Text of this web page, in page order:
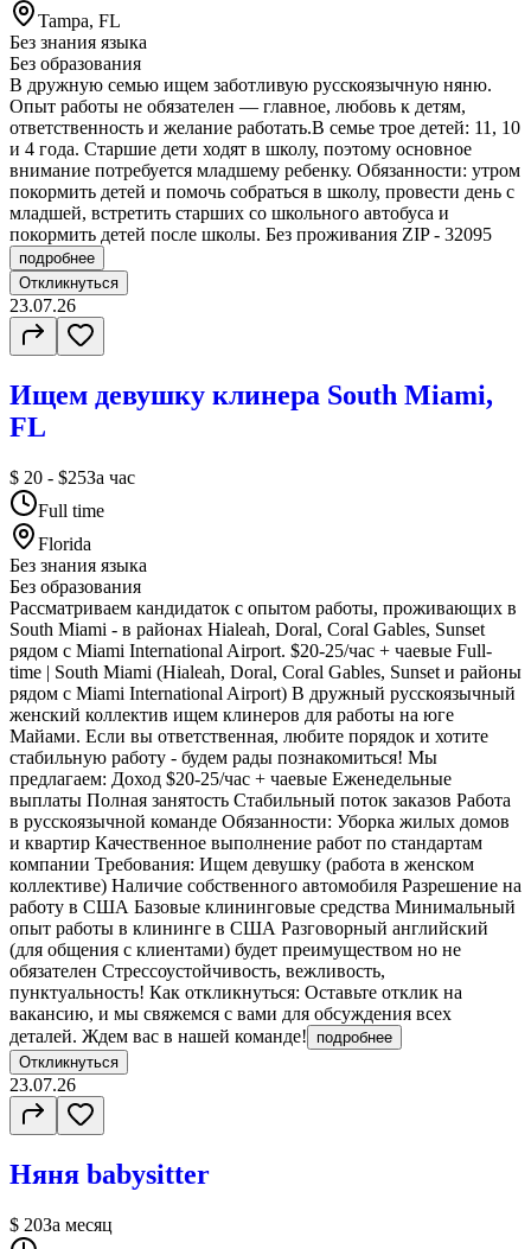
Tampa, FL
Без знания языка
Без образования
В дружную семью ищем заботливую русскоязычную няню.
Опыт работы не обязателен — главное, любовь к детям,
ответственность и желание работать.В семье трое детей: 11, 10
и 4 года. Старшие дети ходят в школу, поэтому основное
внимание потребуется младшему ребенку. Обязанности: утром
покормить детей и помочь собраться в школу, провести день с
младшей, встретить старших со школьного автобуса и
покормить детей после школы. Без проживания ZIP - 32095
подробнее
Откликнуться
23.07.26
Ищем девушку клинера South Miami,
FL
$ 20 - $25За час
Full time
Florida
Без знания языка
Без образования
Рассматриваем кандидаток с опытом работы, проживающих в
South Miami - в районах Hialeah, Doral, Coral Gables, Sunset
рядом с Miami International Airport. $20-25/час + чаевые Full-
time | South Miami (Hialeah, Doral, Coral Gables, Sunset и районы
рядом с Miami International Airport) В дружный русскоязычный
женский коллектив ищем клинеров для работы на юге
Майами. Если вы ответственная, любите порядок и хотите
стабильную работу - будем рады познакомиться! Мы
предлагаем: Доход $20-25/час + чаевые Еженедельные
выплаты Полная занятость Стабильный поток заказов Работа
в русскоязычной команде Обязанности: Уборка жилых домов
и квартир Качественное выполнение работ по стандартам
компании Требования: Ищем девушку (работа в женском
коллективе) Наличие собственного автомобиля Разрешение на
работу в США Базовые клининговые средства Минимальный
опыт работы в клининге в США Разговорный английский
(для общения с клиентами) будет преимуществом но не
обязателен Стрессоустойчивость, вежливость,
пунктуальность! Как откликнуться: Оставьте отклик на
вакансию, и мы свяжемся с вами для обсуждения всех
деталей. Ждем вас в нашей команде!
подробнее
Откликнуться
23.07.26
Няня babysitter
$ 20За месяц